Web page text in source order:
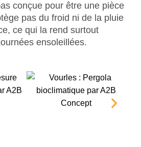
conçue pour être une pièce
pas du froid ni de la pluie
ce qui la rend surtout
ensoleillées.